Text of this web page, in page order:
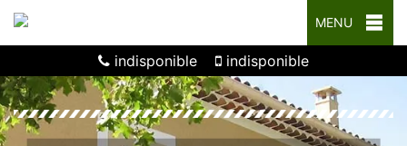
MENU
indisponible indisponible